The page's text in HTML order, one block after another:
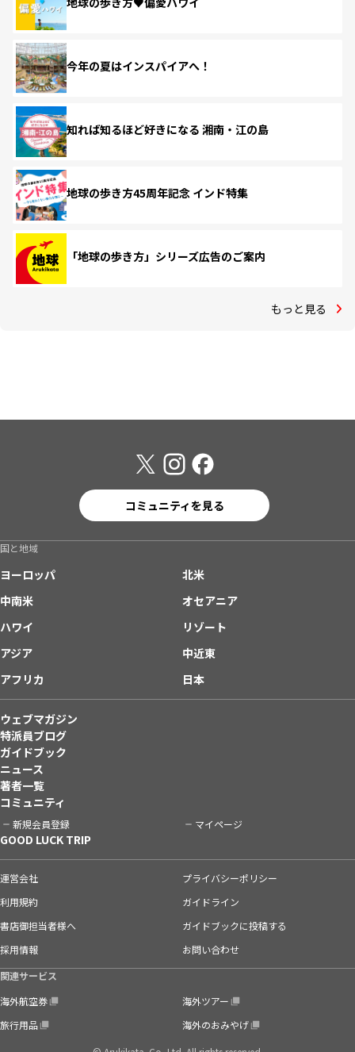
今年の夏はインスパイアへ！
知れば知るほど好きになる 湘南・江の島
地球の歩き方45周年記念 インド特集
「地球の歩き方」シリーズ広告のご案内
もっと見る
コミュニティを見る
国と地域
ヨーロッパ
北米
中南米
オセアニア
ハワイ
リゾート
アジア
中近東
アフリカ
日本
ウェブマガジン
特派員ブログ
ガイドブック
ニュース
著者一覧
コミュニティ
新規会員登録 マイページ
GOOD LUCK TRIP
運営会社
プライバシーポリシー
利用規約
ガイドライン
書店御担当者様へ
ガイドブックに投稿する
採用情報
お問い合わせ
関連サービス
海外航空券
海外ツアー
旅行用品
海外のおみやげ